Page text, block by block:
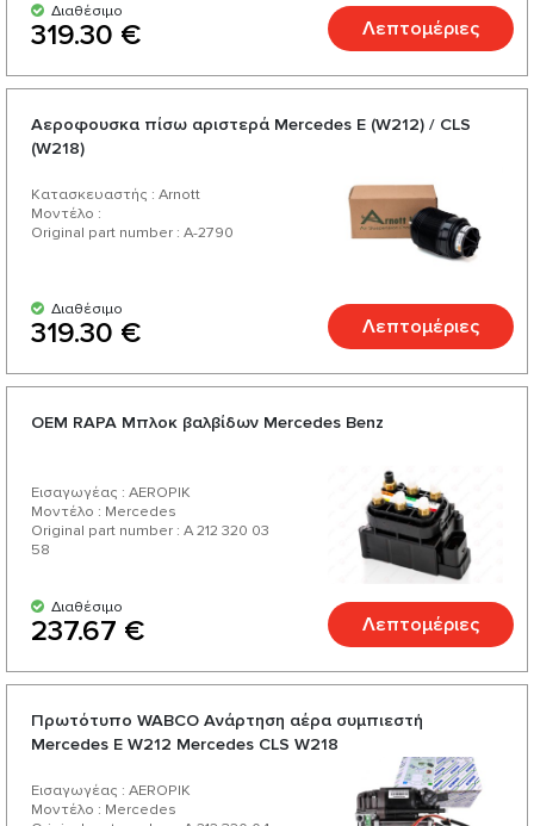
Διαθέσιμο
319.30 € Λεπτομέριες
Αεροφουσκα πίσω αριστερά Mercedes E (W212) / CLS
(W218)
Κατασκευαστής : Arnott
Μοντέλο :
Original part number : A-2790
Διαθέσιμο
319.30 € Λεπτομέριες
ОЕМ RAPA Μπλοκ βαλβίδων Mercedes Benz
Εισαγωγέας : AEROPIK
Μοντέλο : Mercedes
Original part number : A 212 320 03
58
Διαθέσιμο
237.67 € Λεπτομέριες
Πρωτότυπο WABCO Ανάρτηση αέρα συμπιεστή
Mercedes E W212 Mercedes CLS W218
Εισαγωγέας : AEROPIK
Μοντέλο : Mercedes